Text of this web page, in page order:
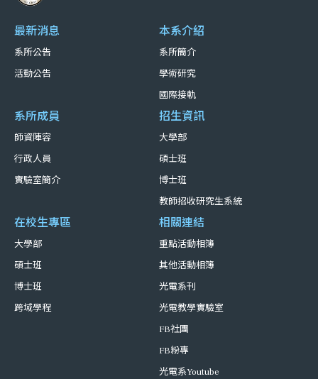
最新消息
系所公告
活動公告
本系介紹
系所簡介
學術研究
國際接軌
系所成員
師資陣容
行政人員
實驗室簡介
招生資訊
大學部
碩士班
博士班
教師招收研究生系統
在校生專區
大學部
碩士班
博士班
跨域學程
相關連結
重點活動相簿
其他活動相簿
光電系刊
光電教學實驗室
FB社團
FB粉專
光電系Youtube